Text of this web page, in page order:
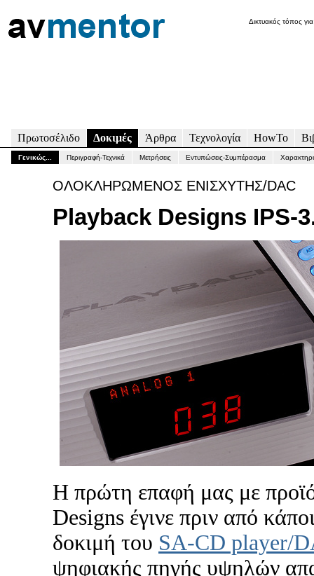
Δικτυακός τόπος
Πρωτοσέλιδο Δοκιμές Άρθρα Τεχνολογία HowTo
Γενικώς... Περιγραφή-Τεχνικά Μετρήσεις Εντυπώσεις-Συμπέρασμα
ΟΛΟΚΛΗΡΩΜΕΝΟΣ ΕΝΙΣΧΥΤΗΣ/DAC
Playback Designs IPS-
Η πρώτη επαφή μας με
Designs έγινε πριν από
δοκιμή του SA-CD player/
ψηφιακής πηγής υψηλών